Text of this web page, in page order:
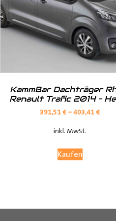
Bei Fragen stehen wir Ihnen
05251 29 70 9-90.
Der Ausbauer
KammBar Dachträger
Renault Trafic 2014 –
391,51€–403,41€
inkl. MwSt.
Kaufen